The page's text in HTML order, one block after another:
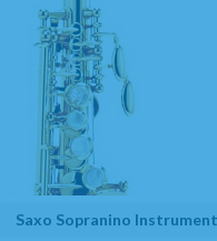
Saxo Sopranino